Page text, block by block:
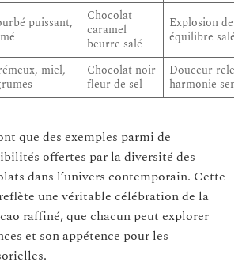
puissant,
Chocolat
caramel
beurre salé
Explosion de
équilibre salé-
miel,
Chocolat noir
fleur de sel
Douceur
harmonie
que des exemples parmi de
offertes par la diversité des
dans l’univers contemporain. Cette
une véritable célébration de la
raffiné, que chacun peut explorer
et son appétence pour les